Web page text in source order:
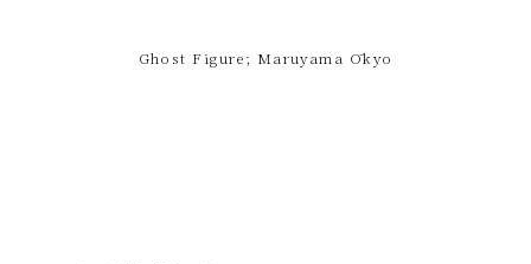
Ghost Figure; Maruyama Ōkyo